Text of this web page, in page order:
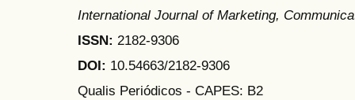
International Journal of Marketing,
ISSN: 2182-9306
DOI: 10.54663/2182-9306
Qualis Periódicos - CAPES: B2